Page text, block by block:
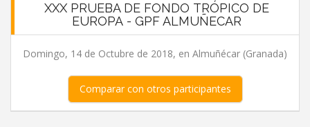
XXX PRUEBA DE FONDO TRÓPICO DE
EUROPA - GPF ALMUÑECAR
Domingo, 14 de Octubre de 2018, en Almuñécar (Granada)
Comparar con otros participantes